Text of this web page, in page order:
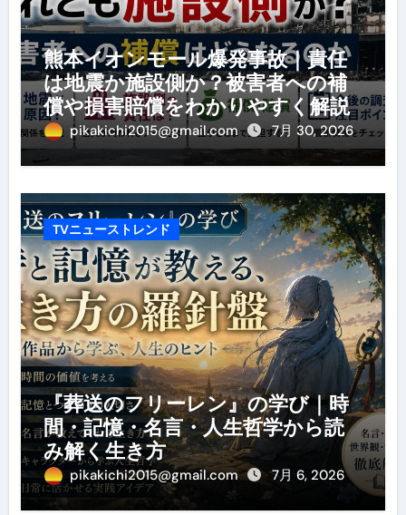
熊本イオンモール爆発事故｜責任
は地震か施設側か？被害者への補
償や損害賠償をわかりやすく解説
pikakichi2015@gmail.com 7月 30, 2026
TVニューストレンド
『葬送のフリーレン』の学び｜時
間・記憶・名言・人生哲学から読
み解く生き方
pikakichi2015@gmail.com 7月 6, 2026